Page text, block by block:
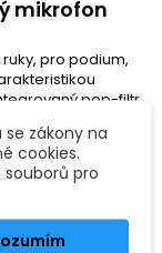
mikrofon
pro podium,
pop-filtr
zákony na
cookies.
pro